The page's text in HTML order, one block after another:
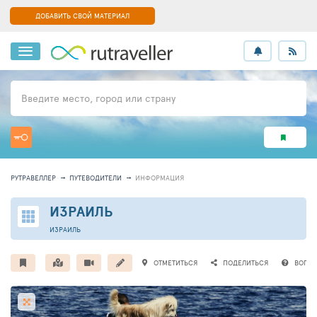
ДОБАВИТЬ СВОЙ МАТЕРИАЛ
Введите место, город или страну
РУТРАВЕЛЛЕР ПУТЕВОДИТЕЛИ ИНФОРМАЦИЯ
ИЗРАИЛЬ
ИЗРАИЛЬ
ОТМЕТИТЬСЯ ПОДЕЛИТЬСЯ